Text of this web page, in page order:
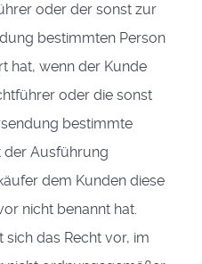
oder der sonst zur
bestimmten Person
hat, wenn der Kunde
oder die sonst
bestimmte
der Ausführung
dem Kunden diese
nicht benannt hat.
sich das Recht vor, im